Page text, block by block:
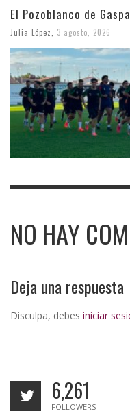
El Pozoblanco de
Julia López 3 agosto, 2026
NO HAY
Deja una respuesta
Disculpa, debes iniciar
6,261
FOLLOWERS